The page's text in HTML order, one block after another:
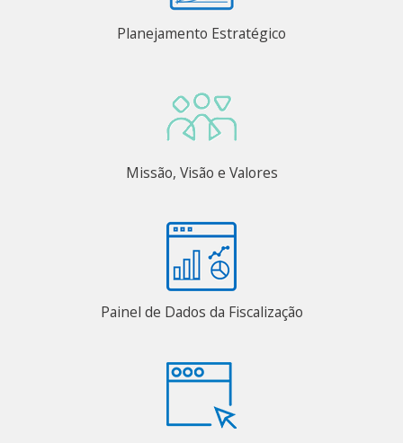
Planejamento Estratégico
Missão, Visão e Valores
Painel de Dados da Fiscalização